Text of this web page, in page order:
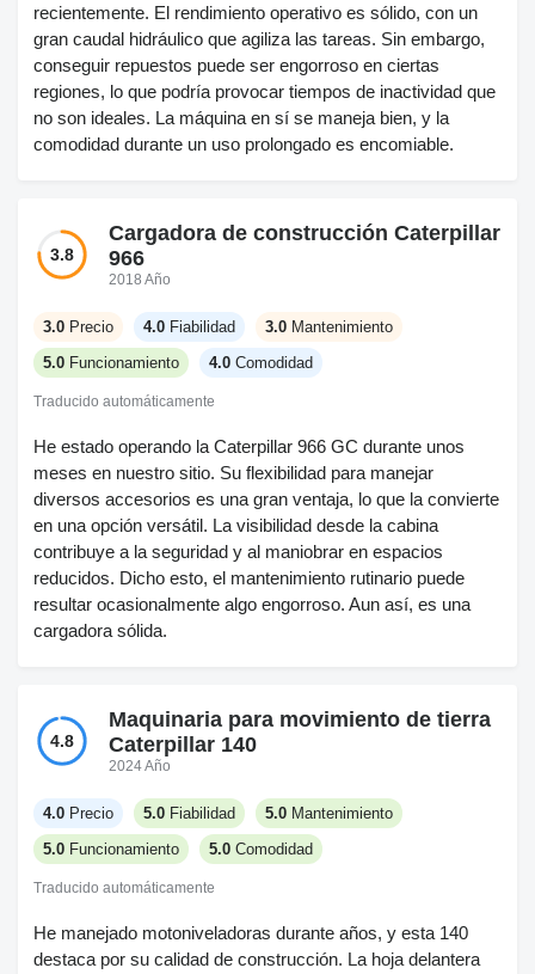
recientemente. El rendimiento operativo es sólido, con un
gran caudal hidráulico que agiliza las tareas. Sin embargo,
conseguir repuestos puede ser engorroso en ciertas
regiones, lo que podría provocar tiempos de inactividad que
no son ideales. La máquina en sí se maneja bien, y la
comodidad durante un uso prolongado es encomiable.
3.8
Cargadora de construcción Caterpillar
966
2018 Año
3.0 Precio 4.0 Fiabilidad 3.0 Mantenimiento
5.0 Funcionamiento 4.0 Comodidad
Traducido automáticamente
He estado operando la Caterpillar 966 GC durante unos
meses en nuestro sitio. Su flexibilidad para manejar
diversos accesorios es una gran ventaja, lo que la convierte
en una opción versátil. La visibilidad desde la cabina
contribuye a la seguridad y al maniobrar en espacios
reducidos. Dicho esto, el mantenimiento rutinario puede
resultar ocasionalmente algo engorroso. Aun así, es una
cargadora sólida.
4.8
Maquinaria para movimiento de tierra
Caterpillar 140
2024 Año
4.0 Precio 5.0 Fiabilidad 5.0 Mantenimiento
5.0 Funcionamiento 5.0 Comodidad
Traducido automáticamente
He manejado motoniveladoras durante años, y esta 140
destaca por su calidad de construcción. La hoja delantera